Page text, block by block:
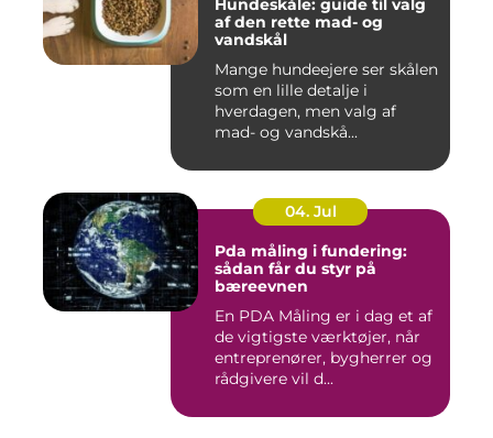
Hundeskåle: guide til valg
af den rette mad- og
vandskål
Mange hundeejere ser skålen
som en lille detalje i
hverdagen, men valg af
mad- og vandskå...
04. Jul
Pda måling i fundering:
sådan får du styr på
bæreevnen
En PDA Måling er i dag et af
de vigtigste værktøjer, når
entreprenører, bygherrer og
rådgivere vil d...